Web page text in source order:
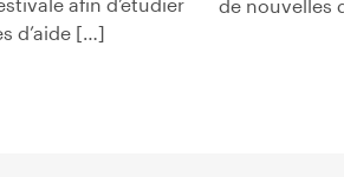
d’aide […]
de nouvelles